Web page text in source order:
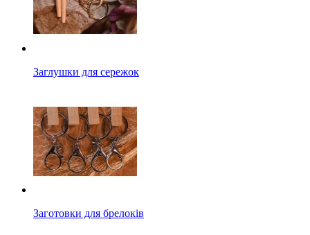
Заглушки для сережок
Заготовки для брелоків